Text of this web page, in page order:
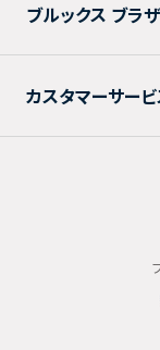
ブルックス ブラ
カスタマーサー